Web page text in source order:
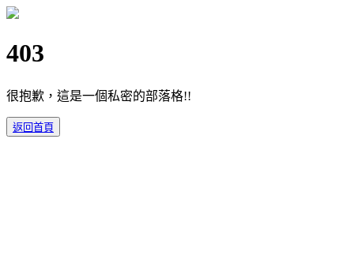
403
很抱歉，這是一個私密的部落格!!
返回首頁